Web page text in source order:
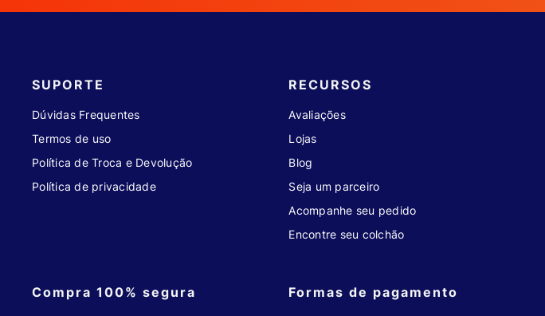
SUPORTE
Dúvidas Frequentes
Termos de uso
Política de Troca e Devolução
Política de privacidade
Compra 100% segura
RECURSOS
Avaliações
Lojas
Blog
Seja um parceiro
Acompanhe seu pedido
Encontre seu colchão
Formas de pagamento